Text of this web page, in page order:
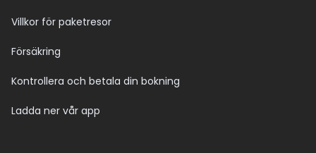
Villkor för paketresor
Försäkring
Kontrollera och betala din bokning
Ladda ner vår app